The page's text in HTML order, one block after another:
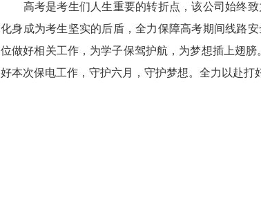
高考是考生们人生重要的转折点，该公司始终致
化身成为考生坚实的后盾，全力保障高考期间线路
位做好相关工作，为学子保驾护航，为梦想插上翅
好本次保电工作，守护六月，守护梦想。全力以赴打